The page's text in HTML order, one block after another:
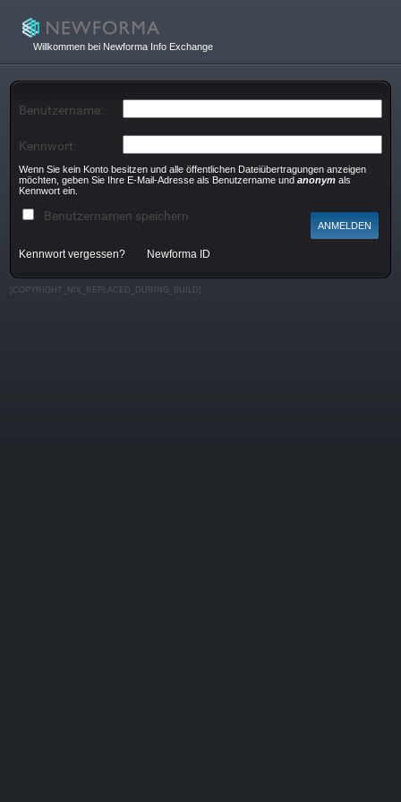
Willkommen bei Newforma Info Exchange
Benutzername:
Kennwort:
Wenn Sie kein Konto besitzen und alle öffentlichen Dateiübertragungen anzeigen
möchten, geben Sie Ihre E-Mail-Adresse als Benutzername und anonym als
Kennwort ein.
Benutzernamen speichern
Kennwort vergessen? Newforma ID
[COPYRIGHT_NIX_REPLACED_DURING_BUILD}